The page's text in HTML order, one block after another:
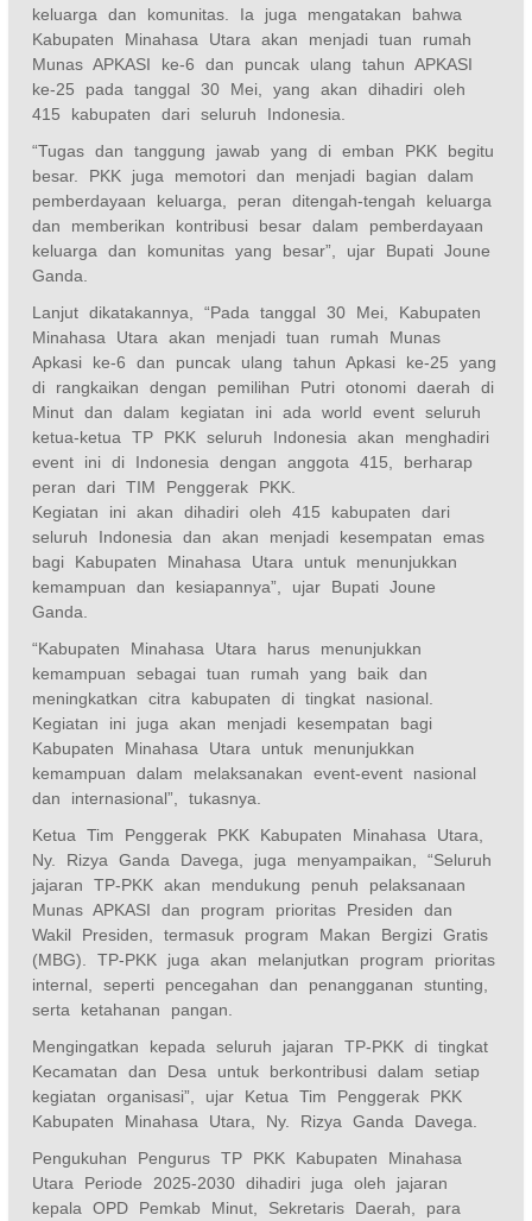
keluarga dan komunitas. Ia juga mengatakan bahwa
Kabupaten Minahasa Utara akan menjadi tuan rumah
Munas APKASI ke-6 dan puncak ulang tahun APKASI
ke-25 pada tanggal 30 Mei, yang akan dihadiri oleh
415 kabupaten dari seluruh Indonesia.
“Tugas dan tanggung jawab yang di emban PKK begitu
besar. PKK juga memotori dan menjadi bagian dalam
pemberdayaan keluarga, peran ditengah-tengah keluarga
dan memberikan kontribusi besar dalam pemberdayaan
keluarga dan komunitas yang besar”, ujar Bupati Joune
Ganda.
Lanjut dikatakannya, “Pada tanggal 30 Mei, Kabupaten
Minahasa Utara akan menjadi tuan rumah Munas
Apkasi ke-6 dan puncak ulang tahun Apkasi ke-25 yang
di rangkaikan dengan pemilihan Putri otonomi daerah di
Minut dan dalam kegiatan ini ada world event seluruh
ketua-ketua TP PKK seluruh Indonesia akan menghadiri
event ini di Indonesia dengan anggota 415, berharap
peran dari TIM Penggerak PKK.
Kegiatan ini akan dihadiri oleh 415 kabupaten dari
seluruh Indonesia dan akan menjadi kesempatan emas
bagi Kabupaten Minahasa Utara untuk menunjukkan
kemampuan dan kesiapannya”, ujar Bupati Joune
Ganda.
“Kabupaten Minahasa Utara harus menunjukkan
kemampuan sebagai tuan rumah yang baik dan
meningkatkan citra kabupaten di tingkat nasional.
Kegiatan ini juga akan menjadi kesempatan bagi
Kabupaten Minahasa Utara untuk menunjukkan
kemampuan dalam melaksanakan event-event nasional
dan internasional”, tukasnya.
Ketua Tim Penggerak PKK Kabupaten Minahasa Utara,
Ny. Rizya Ganda Davega, juga menyampaikan, “Seluruh
jajaran TP-PKK akan mendukung penuh pelaksanaan
Munas APKASI dan program prioritas Presiden dan
Wakil Presiden, termasuk program Makan Bergizi Gratis
(MBG). TP-PKK juga akan melanjutkan program prioritas
internal, seperti pencegahan dan penangganan stunting,
serta ketahanan pangan.
Mengingatkan kepada seluruh jajaran TP-PKK di tingkat
Kecamatan dan Desa untuk berkontribusi dalam setiap
kegiatan organisasi”, ujar Ketua Tim Penggerak PKK
Kabupaten Minahasa Utara, Ny. Rizya Ganda Davega.
Pengukuhan Pengurus TP PKK Kabupaten Minahasa
Utara Periode 2025-2030 dihadiri juga oleh jajaran
kepala OPD Pemkab Minut, Sekretaris Daerah, para